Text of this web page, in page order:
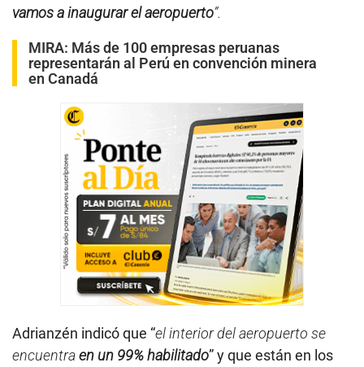
vamos a inaugurar el aeropuerto”.
MIRA: Más de 100 empresas peruanas
representarán al Perú en convención minera
en Canadá
Adrianzén indicó que “el interior del aeropuerto se
encuentraen un 99% habilitado” y que están en los